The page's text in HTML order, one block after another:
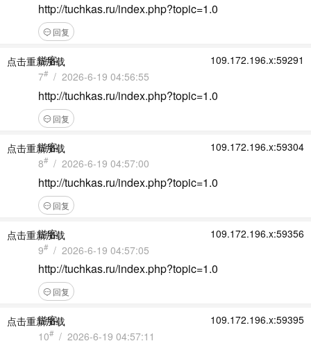
http://tuchkas.ru/index.php?topic=1.0
回复
点击重新加载
游客
109.172.196.x:59291
7# / 2026-6-19 04:56:55
http://tuchkas.ru/index.php?topic=1.0
回复
点击重新加载
游客
109.172.196.x:59304
8# / 2026-6-19 04:57:00
http://tuchkas.ru/index.php?topic=1.0
回复
点击重新加载
游客
109.172.196.x:59356
9# / 2026-6-19 04:57:05
http://tuchkas.ru/index.php?topic=1.0
回复
点击重新加载
游客
109.172.196.x:59395
10# / 2026-6-19 04:57:11